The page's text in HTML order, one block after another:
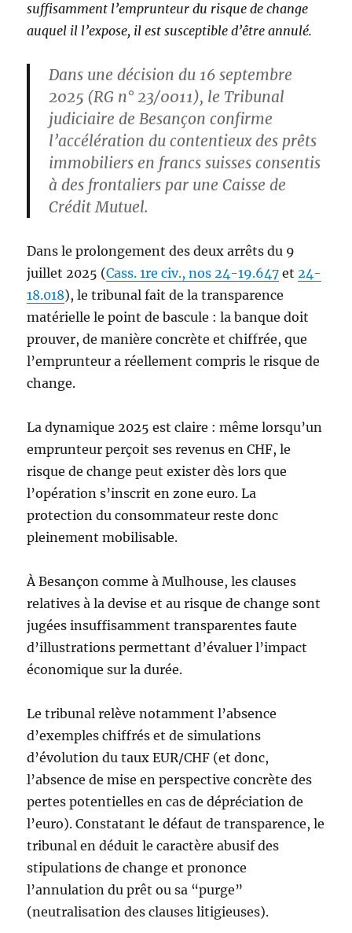
suffisamment l’emprunteur du risque de change
auquel il l’expose, il est susceptible d’être annulé.
Dans une décision du 16 septembre
2025 (RG n° 23/0011), le Tribunal
judiciaire de Besançon confirme
l’accélération du contentieux des prêts
immobiliers en francs suisses consentis
à des frontaliers par une Caisse de
Crédit Mutuel.
Dans le prolongement des deux arrêts du 9
juillet 2025 (Cass. 1re civ., nos 24-19.647 et 24-
18.018), le tribunal fait de la transparence
matérielle le point de bascule : la banque doit
prouver, de manière concrète et chiffrée, que
l’emprunteur a réellement compris le risque de
change.
La dynamique 2025 est claire : même lorsqu’un
emprunteur perçoit ses revenus en CHF, le
risque de change peut exister dès lors que
l’opération s’inscrit en zone euro. La
protection du consommateur reste donc
pleinement mobilisable.
À Besançon comme à Mulhouse, les clauses
relatives à la devise et au risque de change sont
jugées insuffisamment transparentes faute
d’illustrations permettant d’évaluer l’impact
économique sur la durée.
Le tribunal relève notamment l’absence
d’exemples chiffrés et de simulations
d’évolution du taux EUR/CHF (et donc,
l’absence de mise en perspective concrète des
pertes potentielles en cas de dépréciation de
l’euro). Constatant le défaut de transparence, le
tribunal en déduit le caractère abusif des
stipulations de change et prononce
l’annulation du prêt ou sa “purge”
(neutralisation des clauses litigieuses).